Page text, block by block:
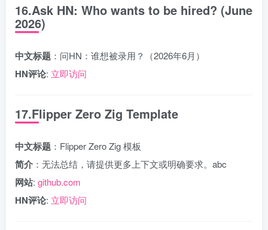
16.Ask HN: Who wants to be hired? (June
2026)
中文标题 ：问HN：谁想被录用？（2026年6月）
HN评论: 立即访问
17.Flipper Zero Zig Template
中文标题 ：Flipper Zero Zig 模板
简介 ：无法总结，请提供更多上下文或明确要求。abc
网站: github.com
HN评论: 立即访问